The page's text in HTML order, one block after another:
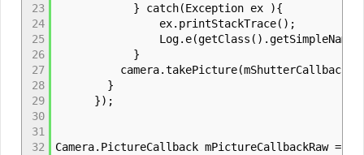
23
24
25
26
27
28
29
30
31
32
} catch(Exception ex ){
ex.printStackTrace();
Log.e(getClass().getSimpleName(),
}
camera.takePicture(mShutterCallback,
}
});
Camera.PictureCallback mPictureCallbackRaw =